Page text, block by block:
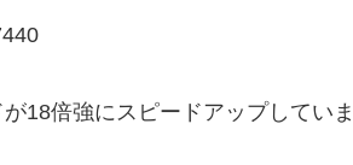
18倍強にスピードアップしていま